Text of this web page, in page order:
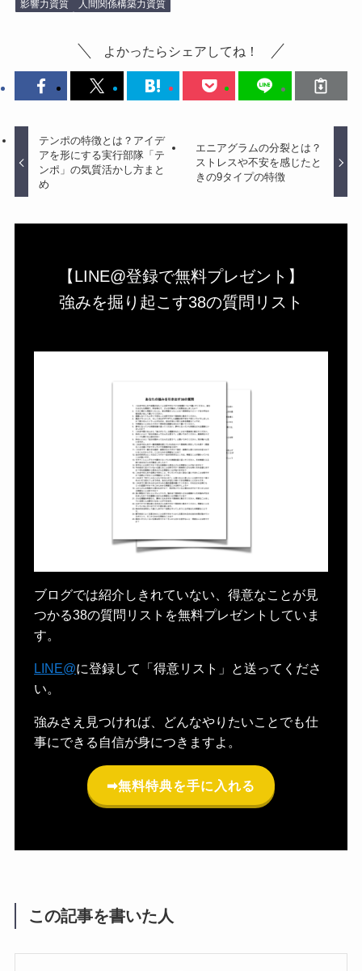
影響力資質 人間関係構築力資質
よかったらシェアしてね！
テンポの特徴とは？アイデ
アを形にする実行部隊「テ
ンポ」の気質活かし方まと
め
エニアグラムの分裂とは？
ストレスや不安を感じたと
きの9タイプの特徴
【LINE@登録で無料プレゼント】
強みを掘り起こす38の質問リスト
ブログでは紹介しきれていない、得意なことが見
つかる38の質問リストを無料プレゼントしていま
す。
LINE@に登録して「得意リスト」と送ってくださ
い。
強みさえ見つければ、どんなやりたいことでも仕
事にできる自信が身につきますよ。
➡︎無料特典を手に入れる
この記事を書いた人